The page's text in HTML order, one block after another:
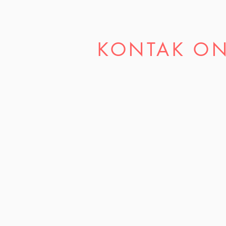
KONTAK